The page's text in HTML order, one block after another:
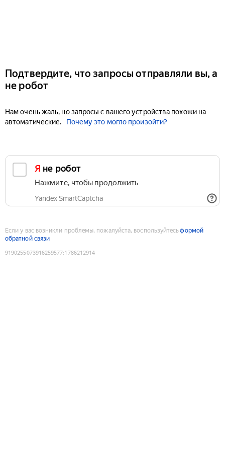
Подтвердите, что запросы отправляли вы, а
не робот
Нам очень жаль, но запросы с вашего устройства похожи на
автоматические.
Почему это могло произойти?
Я не робот
Нажмите, чтобы продолжить
Yandex SmartCaptcha
Если у вас возникли проблемы, пожалуйста, воспользуйтесьформой
обратной связи
9190255073916259577:1786212914